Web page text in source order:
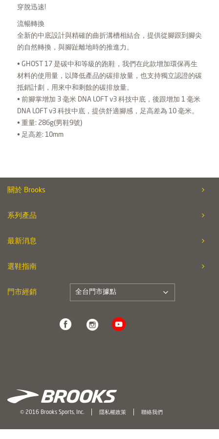
穿脫迅速!
流暢轉換
全新的中底設計與精確的曲折溝槽相結合，提供從腳跟到腳尖
的自然轉換，與腳趾離地時的推進力。
• GHOST 17 是碳中和等級的跑鞋，我們在此款增加環保再生
材料的使用量，以降低產品的碳排放量，也支持獨立認證的碳
抵銷計劃，用來中和剩餘的碳排放量。
• 前腳掌增加 3 毫米 DNA LOFT v3 科技中底，後跟增加 1 毫米
DNA LOFT v3 科技中底，提供舒適腳感，足高差為 10 毫米。
• 重量: 286g(男鞋9號)
• 足高差: 10mm
關於 Brooks
系列產品
最新消息
選鞋指南
門市經銷 全台門市據點
© 2016 Brooks Sports, Inc. 隱私權政策 聯絡我們